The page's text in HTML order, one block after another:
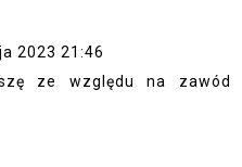
2023 21:46
ze względu na zawód